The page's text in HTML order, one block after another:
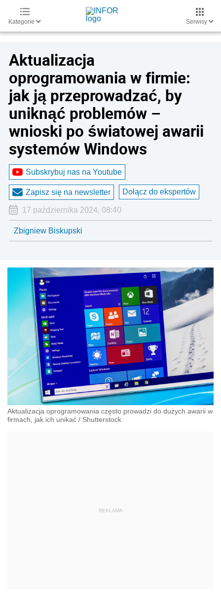
Kategorie Serwisy
Aktualizacja
oprogramowania w firmie:
jak ją przeprowadzać, by
uniknąć problemów –
wnioski po światowej awarii
systemów Windows
Subskrybuj nas na Youtube
Zapisz się na newsletter Dołącz do ekspertów
17 października 2024, 08:40
Zbigniew Biskupski
Aktualizacja oprogramowania często prowadzi do dużych awarii w
firmach, jak ich unikać / Shutterstock